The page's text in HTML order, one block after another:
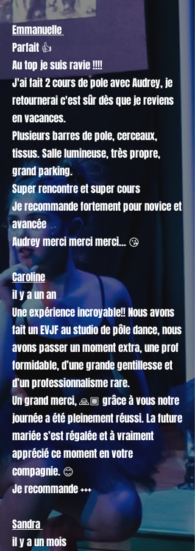
Emmanuelle
Parfait 👍
Au top je suis ravie !!!!
J'ai fait 2 cours de pole avec Audrey, je
retournerai c'est sûr dès que je reviens
en vacances.
Plusieurs barres de pole, cerceaux,
tissus. Salle lumineuse, très propre,
grand parking.
Super rencontre et super cours
Je recommande fortement pour novice et
avancée
Audrey merci merci merci... 😘
Caroline
il y a un an
Une expérience incroyable!! Nous avons
fait un EVJF au studio de pôle dance, nous
avons passer un moment extra, une prof
formidable, d’une grande gentillesse et
d’un professionnalisme rare.
Un grand merci, 🙏🏾 grâce à vous notre
journée a été pleinement réussi. La future
mariée s’est régalée et à vraiment
apprécié ce moment en votre
compagnie. 😊
Je recommande +++
Sandra
il y a un mois